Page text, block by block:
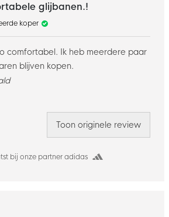
bij onze partner adidas
glijbanen.!
koper
comfortabel. Ik heb meerdere paar
blijven kopen.
Toon originele review